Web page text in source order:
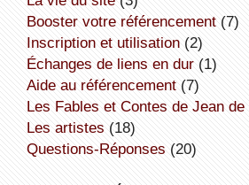
booster votre référencement(7)
inscription et utilisation(2)
échanges de liens en dur(1)
aide au référencement(7)
Les Fables et Contes de Jean
Les artistes (18)
Questions-Réponses (20)